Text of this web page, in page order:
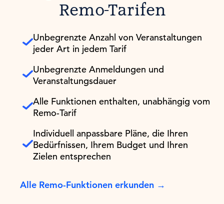
Remo-Tarifen
Unbegrenzte Anzahl von Veranstaltungen
jeder Art in jedem Tarif
Unbegrenzte Anmeldungen und
Veranstaltungsdauer
Alle Funktionen enthalten, unabhängig vom
Remo-Tarif
Individuell anpassbare Pläne, die Ihren
Bedürfnissen, Ihrem Budget und Ihren
Zielen entsprechen
Alle Remo-Funktionen erkunden →